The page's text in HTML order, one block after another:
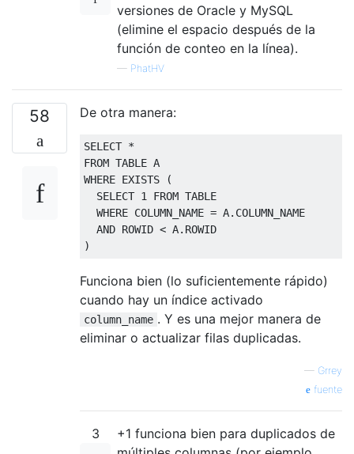
versiones de Oracle y MySQL
(elimine el espacio después de la
función de conteo en la línea).
— PhatHV
58 De otra manera:
SELECT *
FROM TABLE A
WHERE EXISTS
(
SELECT 1 FROM TABLE
WHERE COLUMN_NAME = A. COLUMN_NAME
AND ROWID < A. ROWID
)
Funciona bien (lo suficientemente rápido)
cuando hay un índice activado
column_name . Y es una mejor manera de
eliminar o actualizar filas duplicadas.
— Grrey
fuente
3
+1 funciona bien para duplicados de